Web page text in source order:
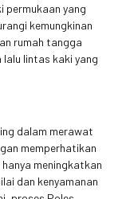
permukaan yang
kemungkinan
rumah tangga
lintas kaki yang
dalam merawat
memperhatikan
meningkatkan
dan kenyamanan